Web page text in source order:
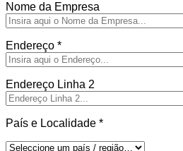
Nome da Empresa
Endereço *
Endereço Linha 2
País e Localidade *